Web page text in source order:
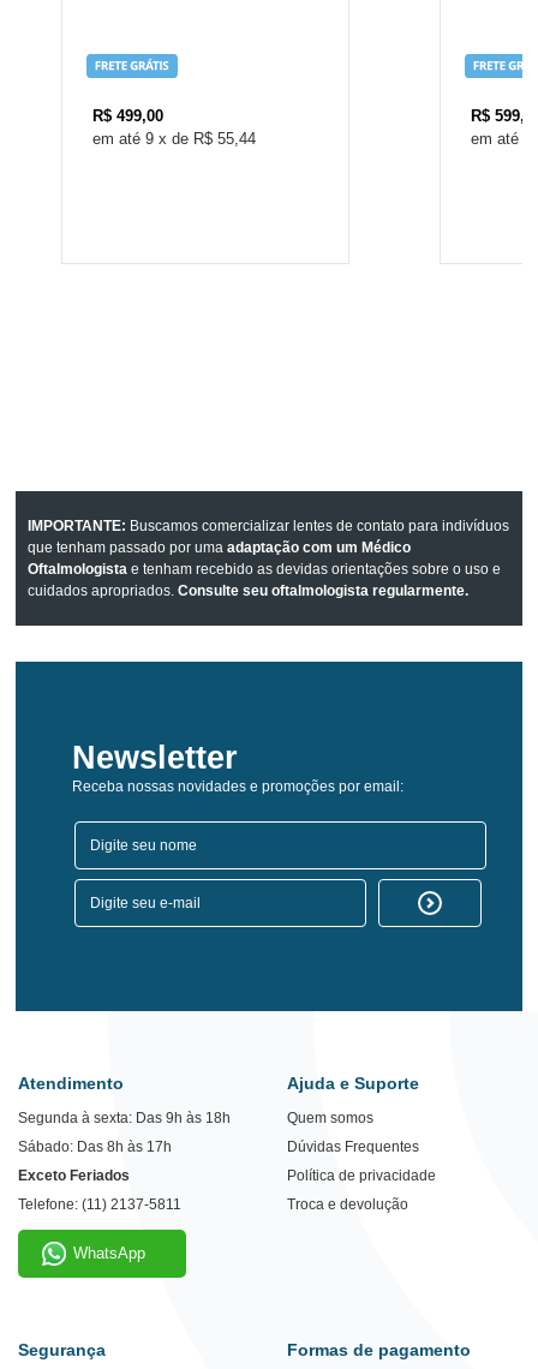
R$ 499,00
9 x de R$ 55,44
R$
IMPORTANTE: Buscamos comercializar lentes de contato para indivíduos
que tenham passado por umaadaptação com um Médico
Oftalmologista e tenham recebido as devidas orientações sobre o uso e
cuidados apropriados.Consulte seu oftalmologista regularmente.
Newsletter
Receba nossas novidades e promoções por email:
Atendimento
Segunda à sexta: Das 9h às 18h
Sábado: Das 8h às 17h
Exceto Feriados
Telefone: (11) 2137-5811
WhatsApp
Ajuda e Suporte
Quem somos
Dúvidas Frequentes
Política de privacidade
Troca e devolução
Segurança Formas de pagamento